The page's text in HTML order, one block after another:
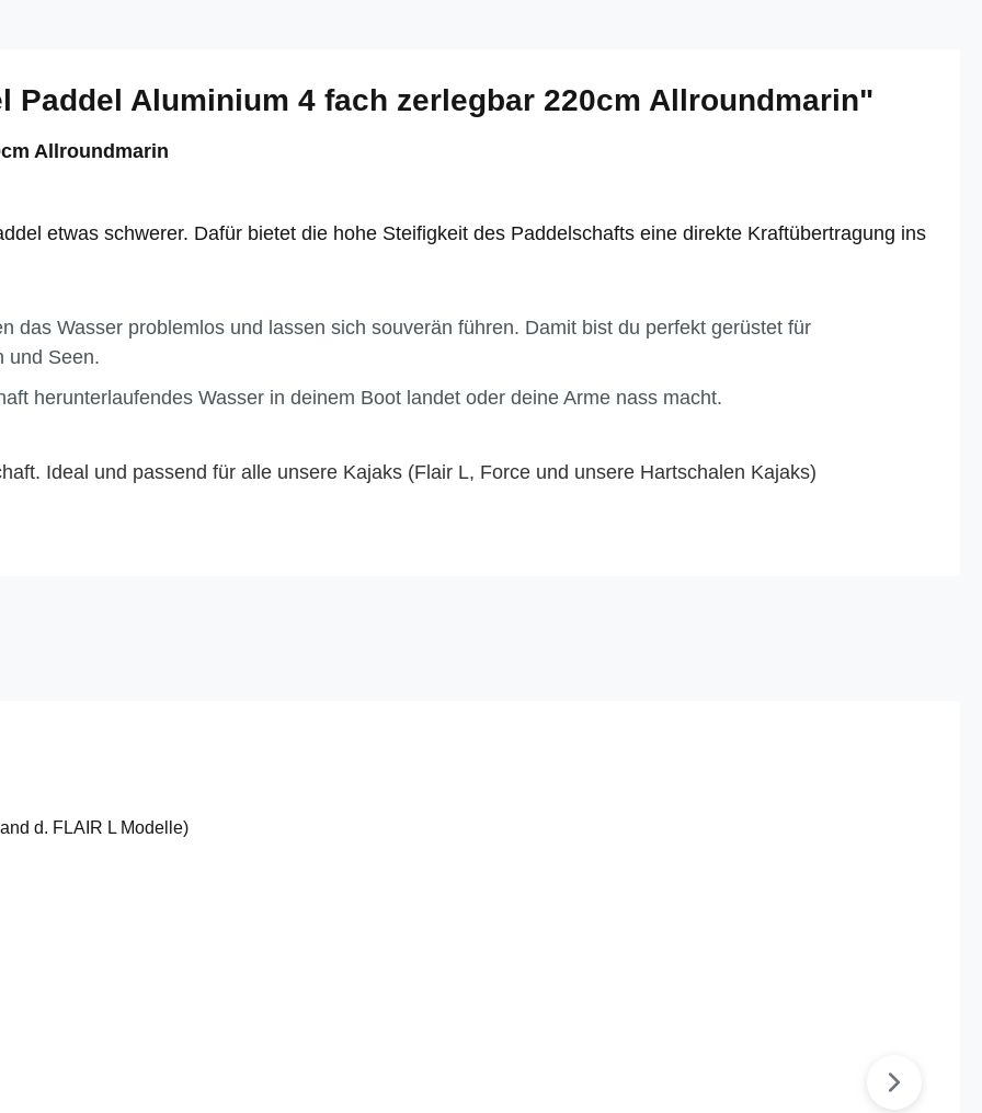
Paddel Aluminium 4 fach zerlegbar 220cm Allroundmarin"
Allroundmarin
etwas schwerer. Dafür bietet die hohe Steifigkeit des Paddelschafts eine direkte Kraftübertragung ins
das Wasser problemlos und lassen sich souverän führen. Damit bist du perfekt gerüstet für
und Seen.
herunterlaufendes Wasser in deinem Boot landet oder deine Arme nass macht.
Ideal und passend für alle unsere Kajaks (Flair L, Force und unsere Hartschalen Kajaks)